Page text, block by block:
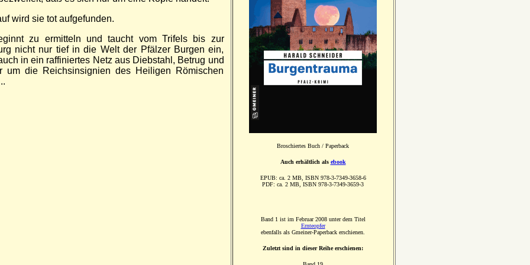
wird sie tot auf­ge­funden.
zu er­mitteln und taucht vom Trifels bis zur
nicht nur tief in die Welt der Pfälzer Burgen ein,
in ein raf­fi­niertes Netz aus Dieb­stahl, Be­trug und
um die Reichs­in­sig­nien des Heili­gen Rö­mischen
Broschiertes Buch / Paperback
Auch erhältlich als ebook
EPUB: ca. 2 MB, ISBN 978-3-7349-3658-6
PDF: ca. 2 MB, ISBN 978-3-7349-3659-3
Band 1 ist im Februar 2008 unter dem Titel
Ernteopfer
ebenfalls als Gmeiner-Paperback erschienen.
Zuletzt sind in dieser Reihe erschienen: